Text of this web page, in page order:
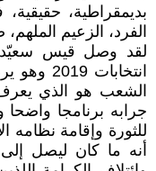
بديمقراطية،
الفرد، الزعيم
لقد وصل قيس سعيّد
الشعب هو الذي
جرابه برنامجا
للثورة وإقامة نظامه
أنه ما كان ليصل